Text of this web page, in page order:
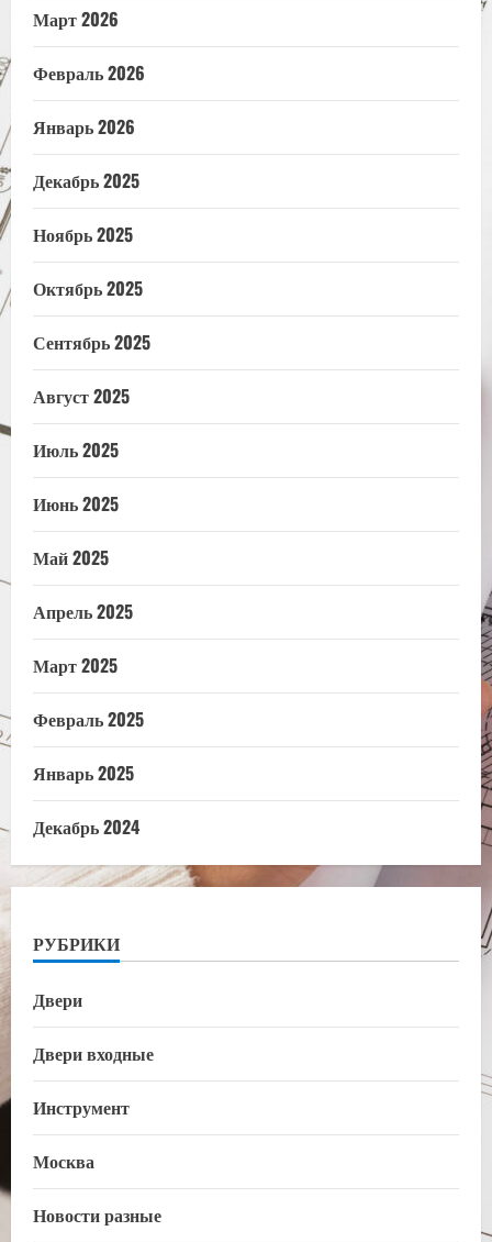
Март 2026
Февраль 2026
Январь 2026
Декабрь 2025
Ноябрь 2025
Октябрь 2025
Сентябрь 2025
Август 2025
Июль 2025
Июнь 2025
Май 2025
Апрель 2025
Март 2025
Февраль 2025
Январь 2025
Декабрь 2024
РУБРИКИ
Двери
Двери входные
Инструмент
Москва
Новости разные